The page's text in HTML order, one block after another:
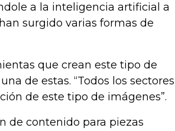
a la inteligencia artificial a
surgido varias formas de
que crean este tipo de
de estas. “Todos los sectores
de este tipo de imágenes”.
de contenido para piezas